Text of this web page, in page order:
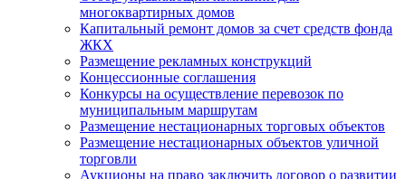
многоквартирных домов
Капитальный ремонт домов за счет средств фонда
ЖКХ
Размещение рекламных конструкций
Концессионные соглашения
Конкурсы на осуществление перевозок по
муниципальным маршрутам
Размещение нестационарных торговых объектов
Размещение нестационарных объектов уличной
торговли
Аукционы на право заключить договор о развитии